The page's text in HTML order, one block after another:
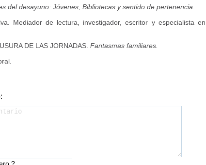
del desayuno: Jóvenes, Bibliotecas y sentido de pertenencia.
Mediador de lectura, investigador, escritor y especialista en
DE LAS JORNADAS. Fantasmas familiares.